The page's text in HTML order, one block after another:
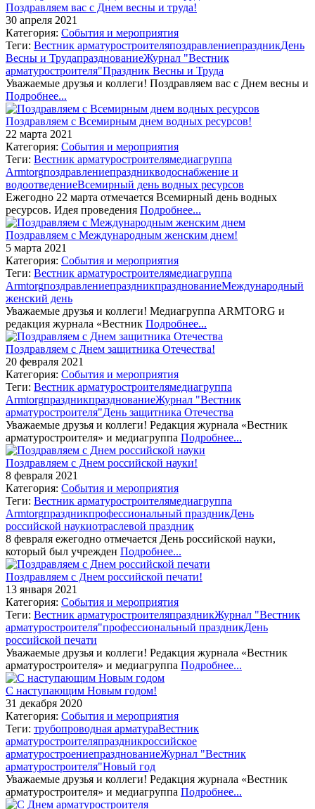
Поздравляем вас с Днем весны и труда!
30 апреля 2021
Категория: События и мероприятия
Теги: Вестник арматуростроителяпоздравлениепраздникДень
Весны и ТрудапразднованиеЖурнал "Вестник
арматуростроителя"Праздник Весны и Труда
Уважаемые друзья и коллеги! Поздравляем вас с Днем весны и
Подробнее...
Поздравляем с Всемирным днем водных ресурсов!
22 марта 2021
Категория: События и мероприятия
Теги: Вестник арматуростроителямедиагруппа
Armtorgпоздравлениепраздникводоснабжение и
водоотведениеВсемирный день водных ресурсов
Ежегодно 22 марта отмечается Всемирный день водных
ресурсов. Идея проведения Подробнее...
Поздравляем с Международным женским днем!
5 марта 2021
Категория: События и мероприятия
Теги: Вестник арматуростроителямедиагруппа
ArmtorgпоздравлениепраздникпразднованиеМеждународный
женский день
Уважаемые друзья и коллеги! Медиагруппа ARMTORG и
редакция журнала «Вестник Подробнее...
Поздравляем с Днем защитника Отечества!
20 февраля 2021
Категория: События и мероприятия
Теги: Вестник арматуростроителямедиагруппа
ArmtorgпраздникпразднованиеЖурнал "Вестник
арматуростроителя"День защитника Отечества
Уважаемые друзья и коллеги! Редакция журнала «Вестник
арматуростроителя» и медиагруппа Подробнее...
Поздравляем с Днем российской науки!
8 февраля 2021
Категория: События и мероприятия
Теги: Вестник арматуростроителямедиагруппа
Armtorgпраздникпрофессиональный праздникДень
российской наукиотраслевой праздник
8 февраля ежегодно отмечается День российской науки,
который был учрежден Подробнее...
Поздравляем с Днем российской печати!
13 января 2021
Категория: События и мероприятия
Теги: Вестник арматуростроителяпраздникЖурнал "Вестник
арматуростроителя"профессиональный праздникДень
российской печати
Уважаемые друзья и коллеги! Редакция журнала «Вестник
арматуростроителя» и медиагруппа Подробнее...
С наступающим Новым годом!
31 декабря 2020
Категория: События и мероприятия
Теги: трубопроводная арматураВестник
арматуростроителяпраздникроссийское
арматуростроениепразднованиеЖурнал "Вестник
арматуростроителя"Новый год
Уважаемые друзья и коллеги! Редакция журнала «Вестник
арматуростроителя» и медиагруппа Подробнее...